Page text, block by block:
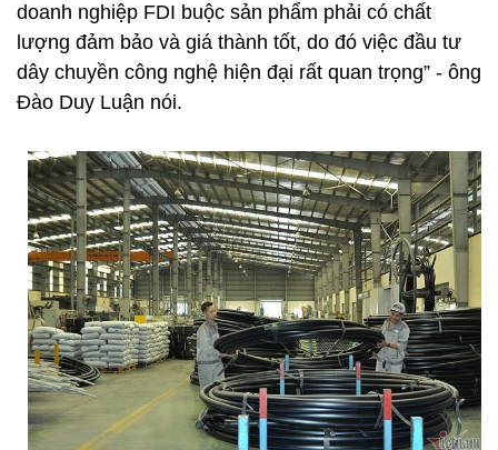
doanh nghiệp FDI buộc sản phẩm phải có chất
lượng đảm bảo và giá thành tốt, do đó việc đầu tư
dây chuyền công nghệ hiện đại rất quan trọng” - ông
Đào Duy Luận nói.